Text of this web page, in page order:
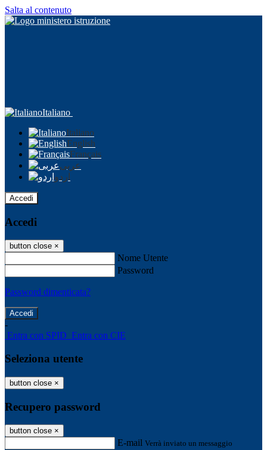
Salta al contenuto
Italiano
Italiano
English
Français
عربى
اردو
Accedi
Accedi
button close ×
Nome Utente
Password
Password dimenticata?
-
Entra con SPID Entra con CIE
Seleziona utente
button close ×
Recupero password
button close ×
E-mail Verrà inviato un messaggio